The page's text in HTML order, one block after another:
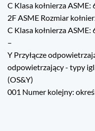
C Klasa kołnierza ASME:
2F ASME Rozmiar
C Klasa kołnierza ASME:
–
Y Przyłącze
odpowietrzający - typy
(OS&Y)
001 Numer kolejny: